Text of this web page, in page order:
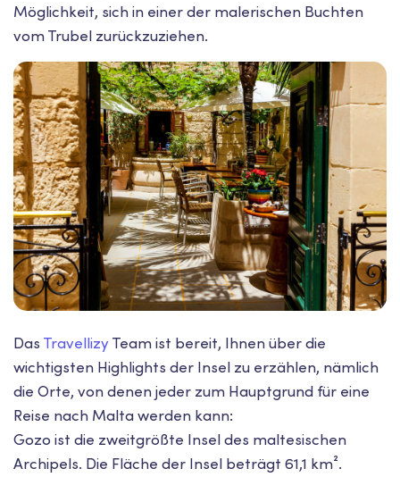
Möglichkeit, sich in einer der malerischen Buchten
vom Trubel zurückzuziehen.
Das Travellizy Team ist bereit, Ihnen über die
wichtigsten Highlights der Insel zu erzählen, nämlich
die Orte, von denen jeder zum Hauptgrund für eine
Reise nach Malta werden kann:
Gozo ist die zweitgrößte Insel des maltesischen
Archipels. Die Fläche der Insel beträgt 61,1 km².